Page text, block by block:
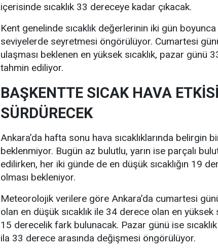
içerisinde sıcaklık 33 dereceye kadar çıkacak.
Kent genelinde sıcaklık değerlerinin iki gün
seviyelerde seyretmesi öngörülüyor. Cumartesi
ulaşması beklenen en yüksek sıcaklık, pazar günü
tahmin ediliyor.
BAŞKENTTE SICAK HAVA
SÜRDÜRECEK
Ankara’da hafta sonu hava sıcaklıklarında belirgin
beklenmiyor. Bugün az bulutlu, yarın ise parçalı
edilirken, her iki günde de en düşük sıcaklığın 19
olması bekleniyor.
Meteorolojik verilere göre Ankara’da cumartesi
olan en düşük sıcaklık ile 34 derece olan en yüksek
15 derecelik fark bulunacak. Pazar günü ise
ila 33 derece arasında değişmesi öngörülüyor.